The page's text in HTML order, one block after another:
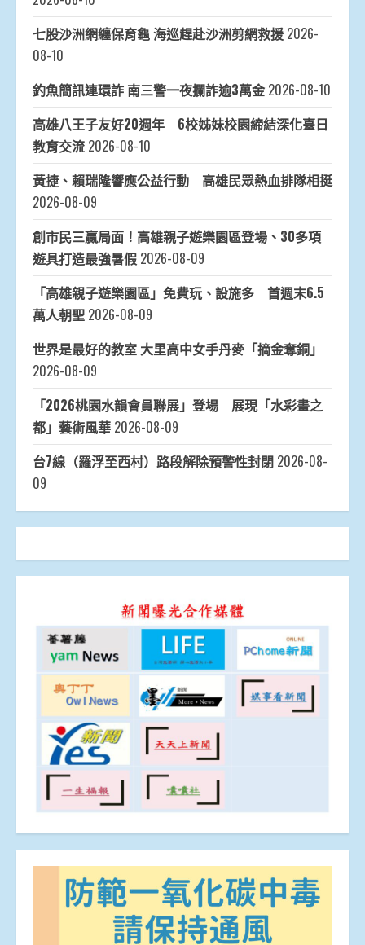
七股沙洲網纏保育龜 海巡趕赴沙洲剪網救援 2026-
08-10
釣魚簡訊連環詐 南三警一夜攔詐逾3萬金 2026-08-10
高雄八王子友好20週年 6校姊妹校園締結深化臺日
教育交流 2026-08-10
黃捷、賴瑞隆響應公益行動 高雄民眾熱血排隊相挺
2026-08-09
創市民三贏局面！高雄親子遊樂園區登場、30多項
遊具打造最強暑假 2026-08-09
「高雄親子遊樂園區」免費玩、設施多 首週末6.5
萬人朝聖 2026-08-09
世界是最好的教室 大里高中女手丹麥「摘金奪銅」
2026-08-09
「2026桃園水韻會員聯展」登場 展現「水彩畫之
都」藝術風華 2026-08-09
台7線（羅浮至西村）路段解除預警性封閉 2026-08-
09